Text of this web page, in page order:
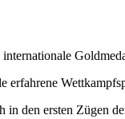
erfahrene
den ersten Zügen